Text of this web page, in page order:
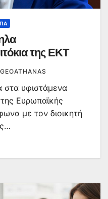
της ΕΚΤ
GEOATHANAS
στα υφιστάμενα
της Ευρωπαϊκής
με τον διοικητή